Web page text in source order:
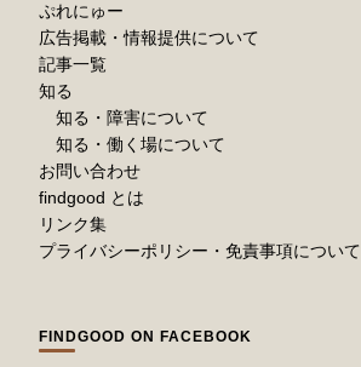
ぷれにゅー
広告掲載・情報提供について
記事一覧
知る
知る・障害について
知る・働く場について
お問い合わせ
findgood とは
リンク集
プライバシーポリシー・免責事項について
FINDGOOD ON FACEBOOK